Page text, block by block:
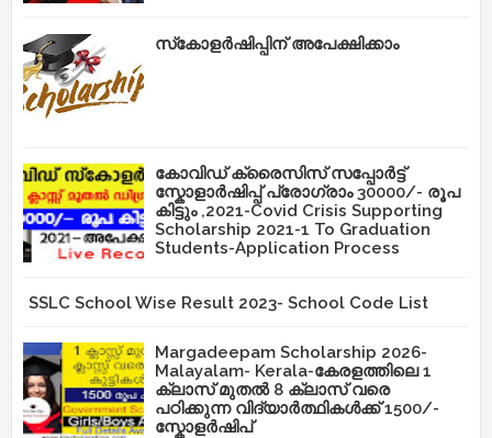
സ്‌കോളർഷിപ്പിന് അപേക്ഷിക്കാം
കോവിഡ് ക്രൈസിസ് സപ്പോർട്ട്
സ്കോളാർഷിപ്പ് പ്രോഗ്രാം 30000/- രൂപ
കിട്ടും ,2021-Covid Crisis Supporting
Scholarship 2021-1 To Graduation
Students-Application Process
SSLC School Wise Result 2023- School Code List
Margadeepam Scholarship 2026-
Malayalam- Kerala-കേരളത്തിലെ 1
ക്ലാസ് മുതൽ 8 ക്ലാസ് വരെ
പഠിക്കുന്ന വിദ്യാർത്ഥികൾക്ക് 1500/-
സ്കോളർഷിപ്